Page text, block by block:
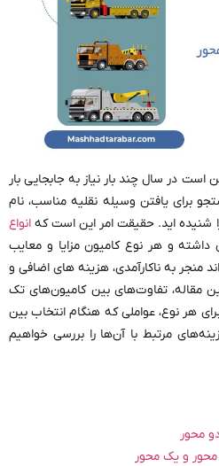
در سال چند بار نیاز به جابجایی بار
برای یافتن وسیله نقلیه مناسب، نام
شنیده اید. حقیقت امر این است که انواع
داشته و هر نوع کامیون مزایا و معایب
منجر به ناکارآمدی، هزینه های اضافی و
مقاله، تفاوت‌های بین کامیون‌های تک
هر نوع، عواملی که هنگام انتخاب بین
مرتبط با آن‌ها را بررسی خواهیم
محور
و یک محور